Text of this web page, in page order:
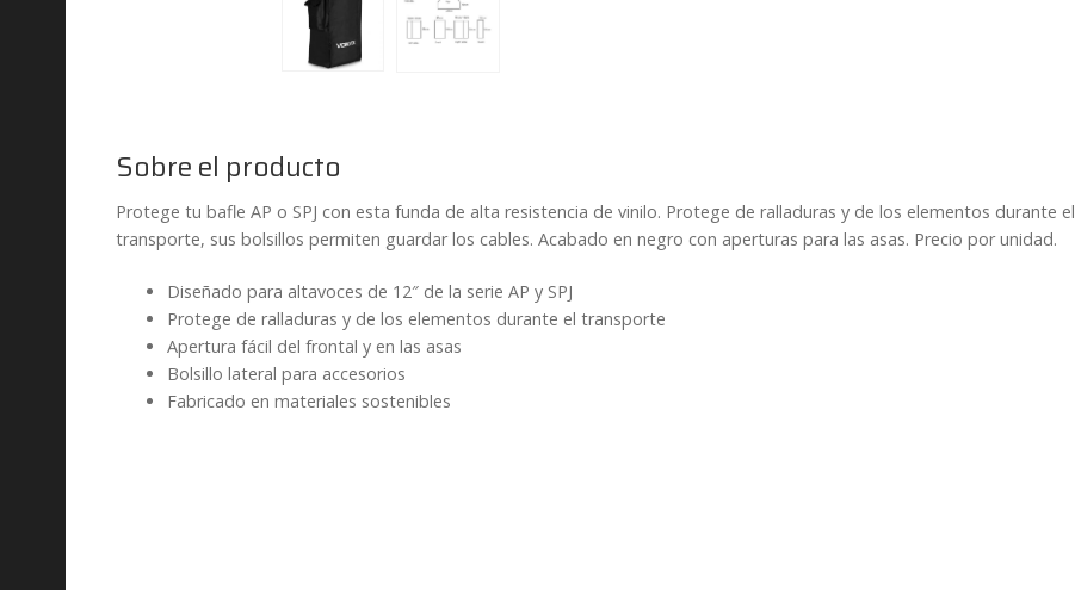
Sobre el producto
Protege tu bafle AP o SPJ con esta funda de alta resistencia de vinilo. Protege de ralladuras y de los elementos durante el
transporte, sus bolsillos permiten guardar los cables. Acabado en negro con aperturas para las asas. Precio por unidad.
Diseñado para altavoces de 12″ de la serie AP y SPJ
Protege de ralladuras y de los elementos durante el transporte
Apertura fácil del frontal y en las asas
Bolsillo lateral para accesorios
Fabricado en materiales sostenibles